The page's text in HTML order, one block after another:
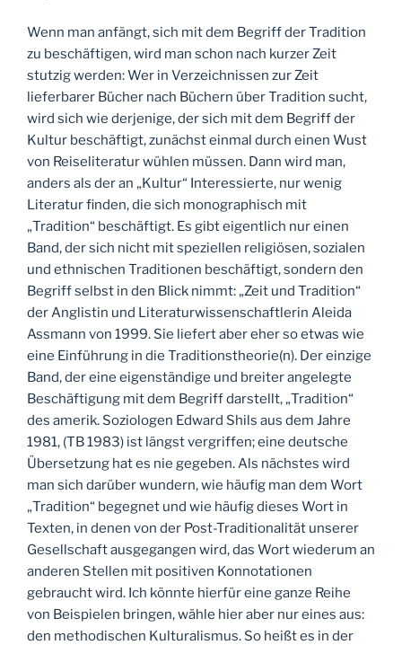
Wenn man anfängt, sich mit dem Begriff der Tradition
zu beschäftigen, wird man schon nach kurzer Zeit
stutzig werden: Wer in Verzeichnissen zur Zeit
lieferbarer Bücher nach Büchern über Tradition sucht,
wird sich wie derjenige, der sich mit dem Begriff der
Kultur beschäftigt, zunächst einmal durch einen Wust
von Reiseliteratur wühlen müssen. Dann wird man,
anders als der an „Kultur“ Interessierte, nur wenig
Literatur finden, die sich monographisch mit
„Tradition“ beschäftigt. Es gibt eigentlich nur einen
Band, der sich nicht mit speziellen religiösen, sozialen
und ethnischen Traditionen beschäftigt, sondern den
Begriff selbst in den Blick nimmt: „Zeit und Tradition“
der Anglistin und Literaturwissenschaftlerin Aleida
Assmann von 1999. Sie liefert aber eher so etwas wie
eine Einführung in die Traditionstheorie(n). Der einzige
Band, der eine eigenständige und breiter angelegte
Beschäftigung mit dem Begriff darstellt, „Tradition“
des amerik. Soziologen Edward Shils aus dem Jahre
1981, (TB 1983) ist längst vergriffen; eine deutsche
Übersetzung hat es nie gegeben. Als nächstes wird
man sich darüber wundern, wie häufig man dem Wort
„Tradition“ begegnet und wie häufig dieses Wort in
Texten, in denen von der Post-Traditionalität unserer
Gesellschaft ausgegangen wird, das Wort wiederum an
anderen Stellen mit positiven Konnotationen
gebraucht wird. Ich könnte hierfür eine ganze Reihe
von Beispielen bringen, wähle hier aber nur eines aus:
den methodischen Kulturalismus. So heißt es in der